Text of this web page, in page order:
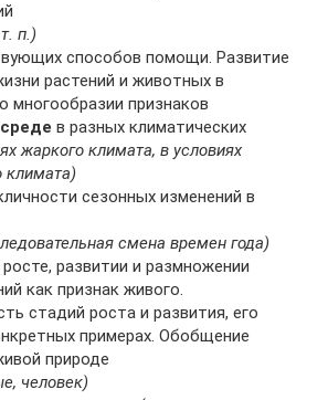
п.)
способов помощи. Развитие
растений и животных в
многообразии признаков
среде в разных климатических
жаркого климата, в условиях
климата)
сезонных изменений в
смена времен года)
развитии и размножении
как признак живого.
стадий роста и развития, его
примерах. Обобщение
природе
человек)